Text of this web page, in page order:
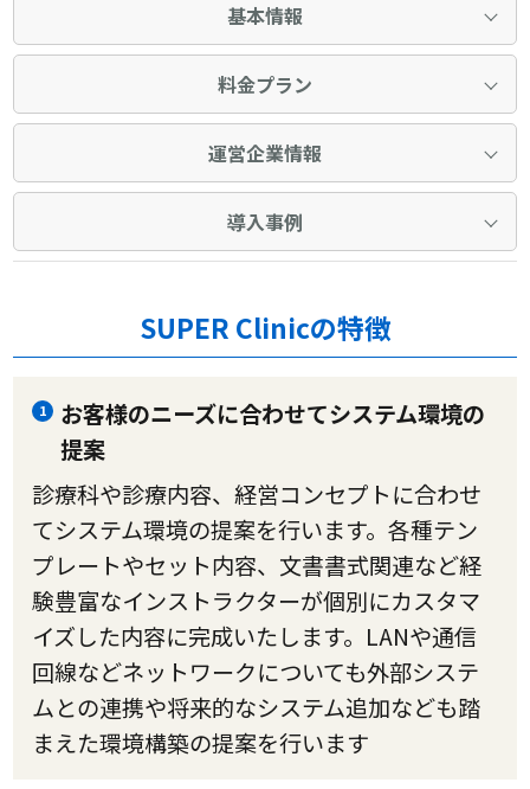
基本情報
料金プラン
運営企業情報
導入事例
SUPER Clinicの特徴
1
お客様のニーズに合わせてシステム環境の
提案
診療科や診療内容、経営コンセプトに合わせ
てシステム環境の提案を行います。各種テン
プレートやセット内容、文書書式関連など経
験豊富なインストラクターが個別にカスタマ
イズした内容に完成いたします。LANや通信
回線などネットワークについても外部システ
ムとの連携や将来的なシステム追加なども踏
まえた環境構築の提案を行います